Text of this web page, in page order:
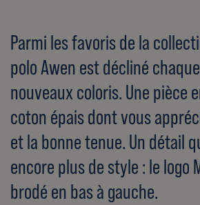
Parmi les favoris de la
polo Awen est décliné
nouveaux coloris. Une pièce
coton épais dont vous
et la bonne tenue. Un détail
encore plus de style : le logo
brodé en bas à gauche.